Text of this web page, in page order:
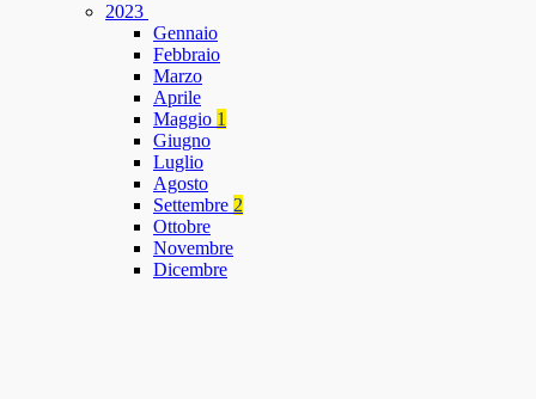
2023
Gennaio
Febbraio
Marzo
Aprile
Maggio 1
Giugno
Luglio
Agosto
Settembre 2
Ottobre
Novembre
Dicembre